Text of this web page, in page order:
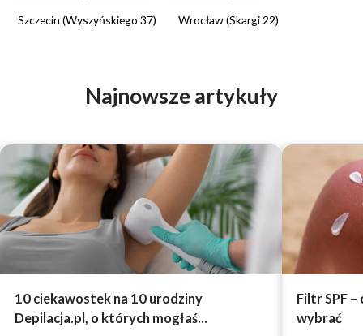
Szczecin (Wyszyńskiego 37) Wrocław (Skargi 22)
Najnowsze artykuły
10 ciekawostek na 10 urodziny
Depilacja.pl, o których mogłaś...
Filtr SPF
wybrać